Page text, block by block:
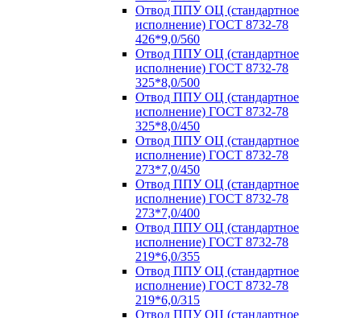
Отвод ППУ ОЦ (стандартное
исполнение) ГОСТ 8732-78
426*9,0/560
Отвод ППУ ОЦ (стандартное
исполнение) ГОСТ 8732-78
325*8,0/500
Отвод ППУ ОЦ (стандартное
исполнение) ГОСТ 8732-78
325*8,0/450
Отвод ППУ ОЦ (стандартное
исполнение) ГОСТ 8732-78
273*7,0/450
Отвод ППУ ОЦ (стандартное
исполнение) ГОСТ 8732-78
273*7,0/400
Отвод ППУ ОЦ (стандартное
исполнение) ГОСТ 8732-78
219*6,0/355
Отвод ППУ ОЦ (стандартное
исполнение) ГОСТ 8732-78
219*6,0/315
Отвод ППУ ОЦ (стандартное